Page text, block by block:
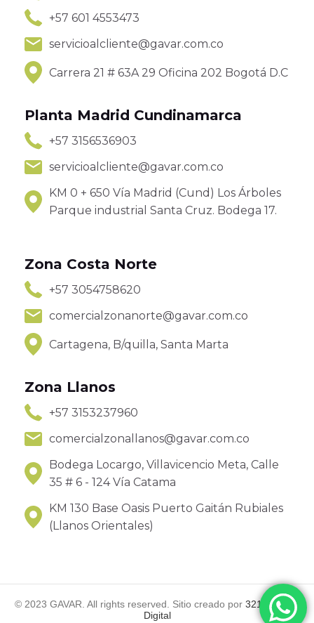
+57 601 4553473
servicioalcliente@gavar.com.co
Carrera 21 # 63A 29 Oficina 202 Bogotá D.C
Planta Madrid Cundinamarca
+57 3156536903
servicioalcliente@gavar.com.co
KM 0 + 650 Vía Madrid (Cund) Los Árboles
Parque industrial Santa Cruz. Bodega 17.
Zona Costa Norte
+57 3054758620
comercialzonanorte@gavar.com.co
Cartagena, B/quilla, Santa Marta
Zona Llanos
+57 3153237960
comercialzonallanos@gavar.com.co
Bodega Locargo, Villavicencio Meta, Calle
35 # 6 - 124 Vía Catama
KM 130 Base Oasis Puerto Gaitán Rubiales
(Llanos Orientales)
© 2023 GAVAR. All rights reserved. Sitio creado por 321 Agencia
Digital